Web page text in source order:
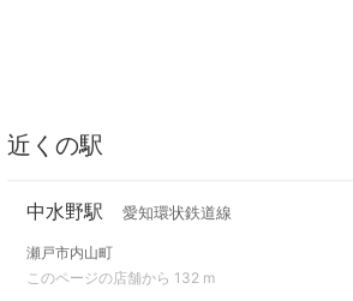
近くの駅
中水野駅 愛知環状鉄道線
瀬戸市内山町
このページの店舗から 132 m